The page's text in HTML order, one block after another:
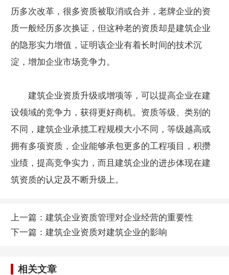
历多次改革，很多资质被取消或合并，老牌企业的资
质一般经历多次换证，但这种老的资质却是建筑企业
的隐形实力增值，证明该企业有着长时间的技术沉
淀，增加企业市场竞争力。
建筑企业资质升级或增项等，可以提高企业在建
设领域的竞争力，获得更好商机。资质等级、类别的
不同，建筑企业承揽工程规模大小不同，等级越高或
拥有多项资质，企业能够承包更多的工程项目，积攒
业绩，提高竞争实力，而且建筑企业的进步体现在建
筑资质的认定及不断升级上。
上一篇： 建筑企业资质管理对企业经营的重要性
下一篇： 建筑企业资质对建筑企业的影响
相关文章